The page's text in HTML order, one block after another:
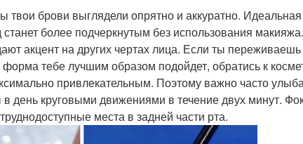
брови выглядели опрятно и аккуратно.
более подчеркнутым без использования
акцент на других чертах лица. Если ты переживаешь
тебе лучшим образом подойдет, обратись к
привлекательным. Поэтому важно часто
день круговыми движениями в течение двух минут.
места в задней части рта.